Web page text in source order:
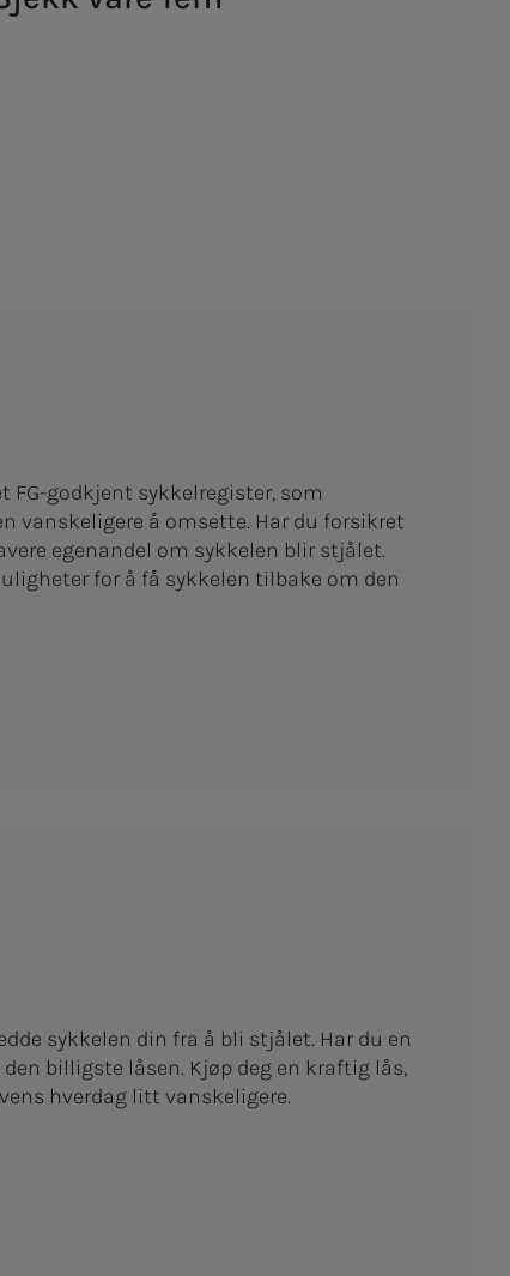
FG-godkjent sykkelregister, som
vanskeligere å omsette. Har du forsikret
egenandel om sykkelen blir stjålet.
for å få sykkelen tilbake om den
sykkelen din fra å bli stjålet. Har du en
billigste låsen. Kjøp deg en kraftig lås,
hverdag litt vanskeligere.